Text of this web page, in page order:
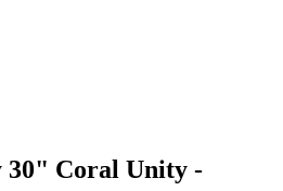
30" Coral Unity -